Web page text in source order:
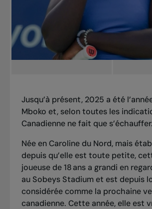
Jusqu’à présent, 2025 a été
Mboko et, selon toutes les
Canadienne ne fait que s’échauffer.
Née en Caroline du Nord, mais
depuis qu’elle est toute petite,
joueuse de 18 ans a grandi en
au Sobeys Stadium et est depuis
considérée comme la prochaine
canadienne. Cette année, elle est